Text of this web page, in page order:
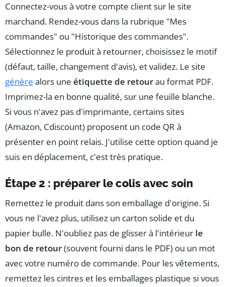
Connectez-vous à votre compte client sur le site
marchand. Rendez-vous dans la rubrique "Mes
commandes" ou "Historique des commandes".
Sélectionnez le produit à retourner, choisissez le motif
(défaut, taille, changement d'avis), et validez. Le site
génère alors une étiquette de retourau format PDF.
Imprimez-la en bonne qualité, sur une feuille blanche.
Si vous n'avez pas d'imprimante, certains sites
(Amazon, Cdiscount) proposent un code QR à
présenter en point relais. J'utilise cette option quand je
suis en déplacement, c'est très pratique.
Étape 2 : préparer le colis avec soin
Remettez le produit dans son emballage d'origine. Si
vous ne l'avez plus, utilisez un carton solide et du
papier bulle. N'oubliez pas de glisser à l'intérieur le
bon de retour(souvent fourni dans le PDF) ou un mot
avec votre numéro de commande. Pour les vêtements,
remettez les cintres et les emballages plastique si vous